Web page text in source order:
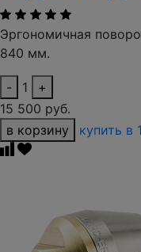
Эргономичная
840 мм.
- 1
+
15 500 руб.
в корзину
купить в